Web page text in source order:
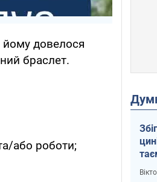
йому довелося
браслет.
або роботи;
і